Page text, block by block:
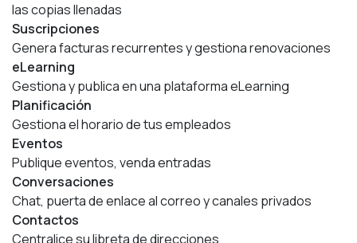
las copias llenadas
Suscripciones
Genera facturas recurrentes y gestiona renovaciones
eLearning
Gestiona y publica en una plataforma eLearning
Planificación
Gestiona el horario de tus empleados
Eventos
Publique eventos, venda entradas
Conversaciones
Chat, puerta de enlace al correo y canales privados
Contactos
Centralice su libreta de direcciones